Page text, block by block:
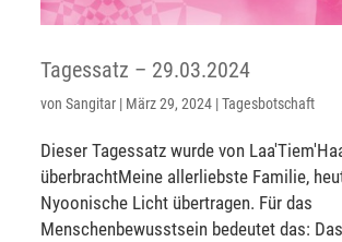
Tagessatz – 29.03.2024
vonSangitar | März 29, 2024 |Tagesbotschaft
Dieser Tagessatz wurde von
überbrachtMeine allerliebste Familie,
Nyoonische Licht übertragen. Für das
Menschenbewusstsein bedeutet das: